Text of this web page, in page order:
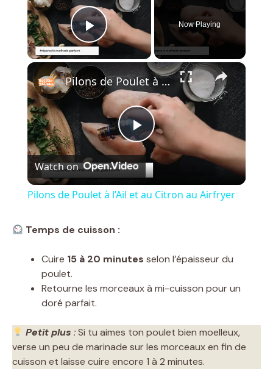
Play Video
Now Playing
×
P
l
y
V
i
d
Pilons de Poulet à l’Ail et au Citron au Airfryer
Watch on
Pilons de Poulet à l’Ail et au Citron au Airfryer
Temps de cuisson :
Cuire 15 à 20 minutes selon l’épaisseur du
poulet.
Retourne les morceaux à mi-cuisson pour un
doré parfait.
Petit plus:Si tu aimes ton poulet bien moelleux,
verse un peu de marinade sur les morceaux en fin de
cuisson et laisse cuire encore 1 à 2 minutes.